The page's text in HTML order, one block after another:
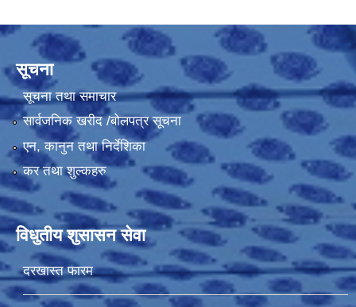
सूचना
सूचना तथा समाचार
सार्वजनिक खरीद /बोलपत्र सूचना
एन, कानुन तथा निर्देशिका
कर तथा शुल्कहरु
विधुतीय शुसासन सेवा
दरखास्त फारम